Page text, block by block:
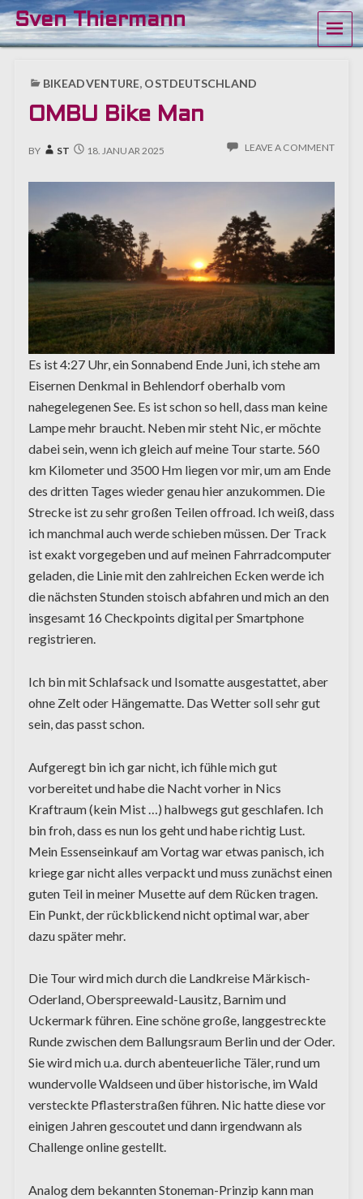
Sven Thiermann
BIKEADVENTURE, OSTDEUTSCHLAND
OMBU Bike Man
BY ST 18. JANUAR 2025 LEAVE A COMMENT
Es ist 4:27 Uhr, ein Sonnabend Ende Juni, ich stehe am
Eisernen Denkmal in Behlendorf oberhalb vom
nahegelegenen See. Es ist schon so hell, dass man keine
Lampe mehr braucht. Neben mir steht Nic, er möchte
dabei sein, wenn ich gleich auf meine Tour starte. 560
km Kilometer und 3500 Hm liegen vor mir, um am Ende
des dritten Tages wieder genau hier anzukommen. Die
Strecke ist zu sehr großen Teilen offroad. Ich weiß, dass
ich manchmal auch werde schieben müssen. Der Track
ist exakt vorgegeben und auf meinen Fahrradcomputer
geladen, die Linie mit den zahlreichen Ecken werde ich
die nächsten Stunden stoisch abfahren und mich an den
insgesamt 16 Checkpoints digital per Smartphone
registrieren.
Ich bin mit Schlafsack und Isomatte ausgestattet, aber
ohne Zelt oder Hängematte. Das Wetter soll sehr gut
sein, das passt schon.
Aufgeregt bin ich gar nicht, ich fühle mich gut
vorbereitet und habe die Nacht vorher in Nics
Kraftraum (kein Mist …) halbwegs gut geschlafen. Ich
bin froh, dass es nun los geht und habe richtig Lust.
Mein Essenseinkauf am Vortag war etwas panisch, ich
kriege gar nicht alles verpackt und muss zunächst einen
guten Teil in meiner Musette auf dem Rücken tragen.
Ein Punkt, der rückblickend nicht optimal war, aber
dazu später mehr.
Die Tour wird mich durch die Landkreise Märkisch-
Oderland, Oberspreewald-Lausitz, Barnim und
Uckermark führen. Eine schöne große, langgestreckte
Runde zwischen dem Ballungsraum Berlin und der Oder.
Sie wird mich u.a. durch abenteuerliche Täler, rund um
wundervolle Waldseen und über historische, im Wald
versteckte Pflasterstraßen führen. Nic hatte diese vor
einigen Jahren gescoutet und dann irgendwann als
Challenge online gestellt.
Analog dem bekannten Stoneman-Prinzip kann man